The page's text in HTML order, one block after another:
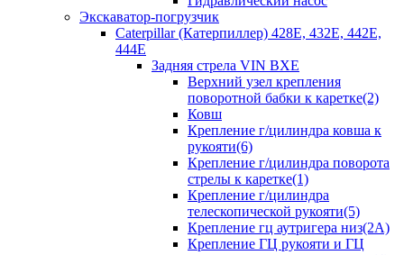
Экскаватор-погрузчик
Caterpillar (Катерпиллер) 428E, 432E, 442E,
444E
Задняя стрела VIN BXE
Верхний узел крепления
поворотной бабки к каретке(2)
Ковш
Крепление г/цилиндра ковша к
рукояти(6)
Крепление г/цилиндра поворота
стрелы к каретке(1)
Крепление г/цилиндра
телескопической рукояти(5)
Крепление гц аутригера низ(2А)
Крепление ГЦ рукояти и ГЦ